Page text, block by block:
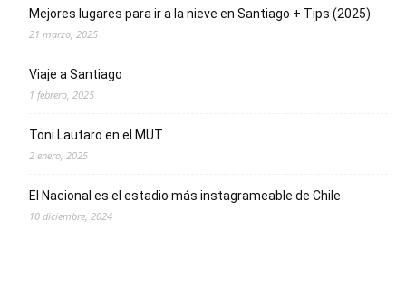
Mejores lugares para ir a la nieve en Santiago + Tips (2025)
21 marzo, 2025
Viaje a Santiago
1 febrero, 2025
Toni Lautaro en el MUT
2 enero, 2025
El Nacional es el estadio más instagrameable de Chile
10 diciembre, 2024